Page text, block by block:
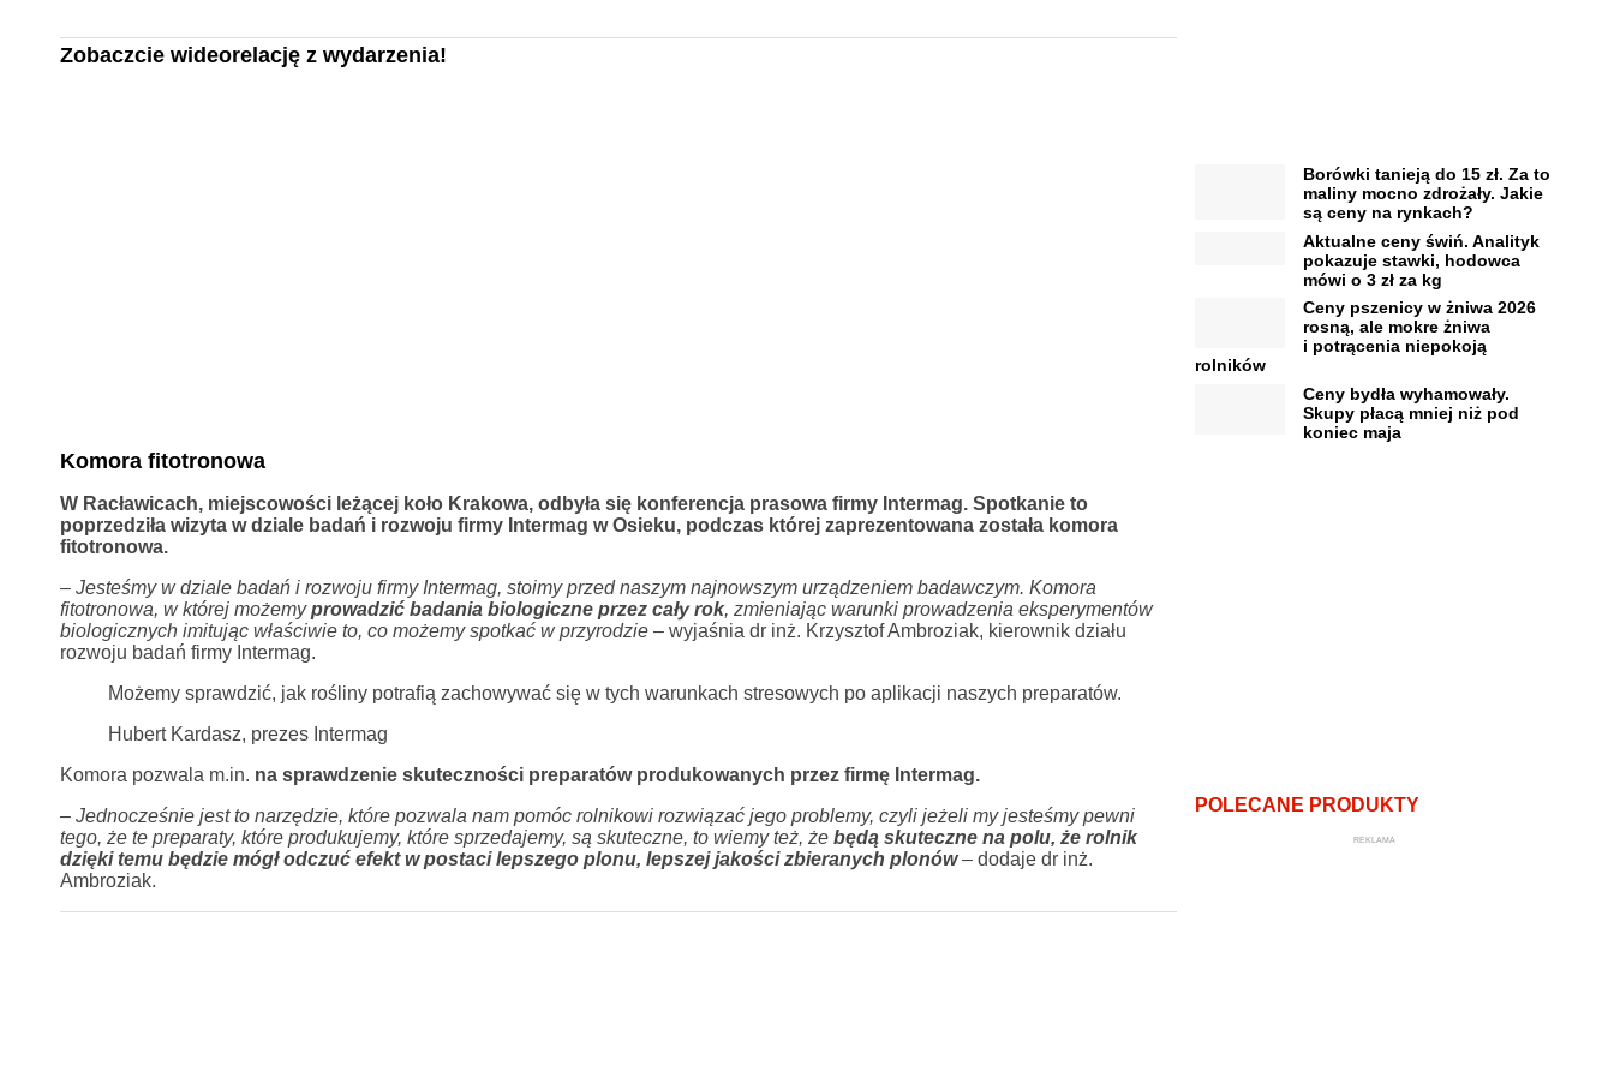
Zobaczcie wideorelację z wydarzenia!
Komora fitotronowa
W Racławicach, miejscowości leżącej koło Krakowa, odbyła się konferencja prasowa firmy Intermag. Spotkanie to
poprzedziła wizyta w dziale badań i rozwoju firmy Intermag w Osieku, podczas której zaprezentowana została komora
fitotronowa.
– Jesteśmy w dziale badań i rozwoju firmy Intermag, stoimy przed naszym najnowszym urządzeniem badawczym. Komora
fitotronowa, w której możemyprowadzić badania biologiczne przez cały rok, zmieniając warunki prowadzenia eksperymentów
biologicznych imitując właściwie to, co możemy spotkać w przyrodzie– wyjaśnia dr inż. Krzysztof Ambroziak, kierownik działu
rozwoju badań firmy Intermag.
Możemy sprawdzić, jak rośliny potrafią zachowywać się w tych warunkach stresowych po aplikacji naszych preparatów.
Hubert Kardasz, prezes Intermag
Komora pozwala m.in. na sprawdzenie skuteczności preparatów produkowanych przez firmę Intermag.
– Jednocześnie jest to narzędzie, które pozwala nam pomóc rolnikowi rozwiązać jego problemy, czyli jeżeli my jesteśmy pewni
tego, że te preparaty, które produkujemy, które sprzedajemy, są skuteczne, to wiemy też, że będą skuteczne na polu, że rolnik
dzięki temu będzie mógł odczuć efekt w postaci lepszego plonu, lepszej jakości zbieranych plonów– dodaje dr inż.
Ambroziak.
Borówki tanieją do 15 zł. Za to
maliny mocno zdrożały. Jakie
są ceny na rynkach?
Aktualne ceny świń. Analityk
pokazuje stawki, hodowca
mówi o 3 zł za kg
Ceny pszenicy w żniwa 2026
rosną, ale mokre żniwa
i potrącenia niepokoją
rolników
Ceny bydła wyhamowały.
Skupy płacą mniej niż pod
koniec maja
POLECANE PRODUKTY
REKLAMA